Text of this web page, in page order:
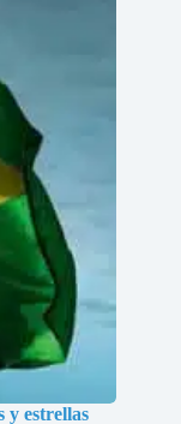
y estrellas